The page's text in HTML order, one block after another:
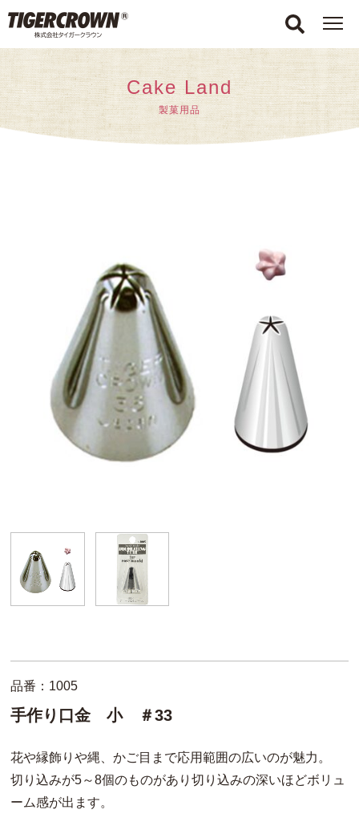
Cake Land
製菓用品
品番：1005
手作り口金 小 ＃33
花や縁飾りや縄、かご目まで応用範囲の広いのが魅力。
切り込みが5～8個のものがあり切り込みの深いほどボリュ
ーム感が出ます。